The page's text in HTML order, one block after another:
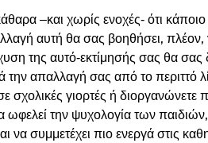
–και χωρίς ενοχές- ότι
αυτή θα σας βοηθήσει,
της αυτό-εκτίμησής σας θα
απαλλαγή σας από το περιττό
σχολικές γιορτές ή
ωφελεί την ψυχολογία των
συμμετέχει πιο ενεργά στις